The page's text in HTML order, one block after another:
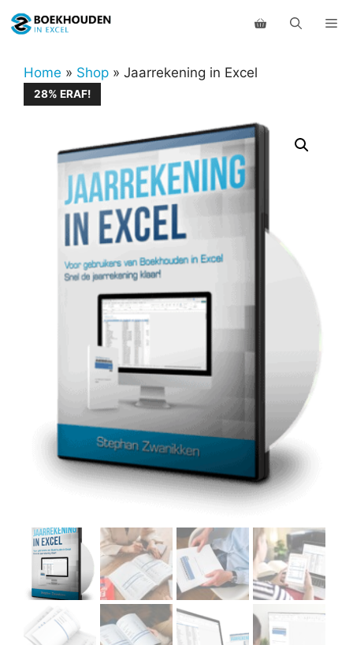
naar
inhoudHome » Shop » Jaarrekening in Excel
28% ERAF!